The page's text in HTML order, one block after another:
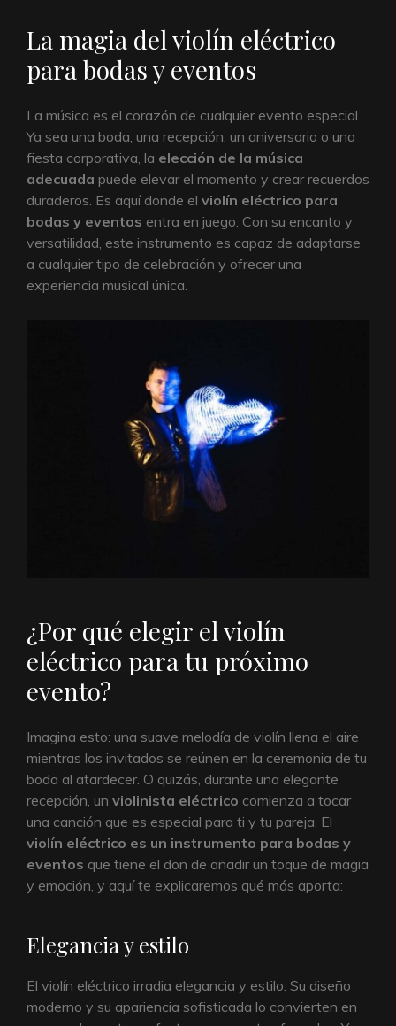
La magia del violín eléctrico
para bodas y eventos
La música es el corazón de cualquier evento especial.
Ya sea una boda, una recepción, un aniversario o una
fiesta corporativa, la elección de la música
adecuada puede elevar el momento y crear recuerdos
duraderos. Es aquí donde el violín eléctrico para
bodas y eventos entra en juego. Con su encanto y
versatilidad, este instrumento es capaz de adaptarse
a cualquier tipo de celebración y ofrecer una
experiencia musical única.
¿Por qué elegir el violín
eléctrico para tu próximo
evento?
Imagina esto: una suave melodía de violín llena el aire
mientras los invitados se reúnen en la ceremonia de tu
boda al atardecer. O quizás, durante una elegante
recepción, un violinista eléctrico comienza a tocar
una canción que es especial para ti y tu pareja. El
violín eléctrico es un instrumento para bodas y
eventos que tiene el don de añadir un toque de magia
y emoción, y aquí te explicaremos qué más aporta:
Elegancia y estilo
El violín eléctrico irradia elegancia y estilo. Su diseño
moderno y su apariencia sofisticada lo convierten en